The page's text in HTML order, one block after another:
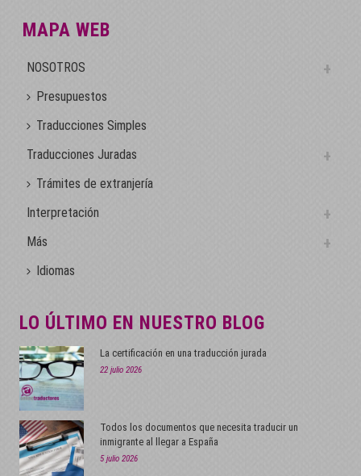
MAPA WEB
NOSOTROS
Presupuestos
Traducciones Simples
Traducciones Juradas
Trámites de extranjería
Interpretación
Más
Idiomas
LO ÚLTIMO EN NUESTRO BLOG
La certificación en una traducción jurada
22 julio 2026
Todos los documentos que necesita traducir un
inmigrante al llegar a España
5 julio 2026